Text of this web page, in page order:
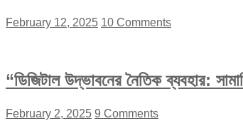
February 12, 2025 10 Comments
“ডিজিটাল উদ্ভাবনের নৈতিক ব্যবহার:
February 2, 2025 9 Comments